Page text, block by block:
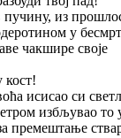
пучину, из
у
чакшире своје
кост!
исисао си
избљувао то
премештање